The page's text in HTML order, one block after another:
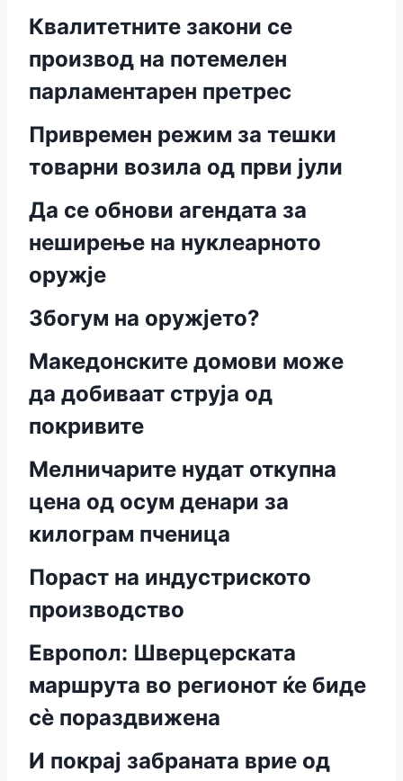
Квалитетните закони се
производ на потемелен
парламентарен претрес
Привремен режим за тешки
товарни возила од први јули
Да се обнови агендата за
неширење на нуклеарното
оружје
Збогум на оружјето?
Македонските домови може
да добиваат струја од
покривите
Мелничарите нудат откупна
цена од осум денари за
килограм пченица
Пораст на индустриското
производство
Европол: Шверцерската
маршрута во регионот ќе биде
сѐ пораздвижена
И покрај забраната врие од